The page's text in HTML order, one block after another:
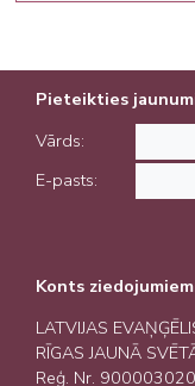
Pieteikties
Vārds:
E-pasts:
Konts ziedojumiem
LATVIJAS
RĪGAS JAUNĀ
Reģ. Nr.